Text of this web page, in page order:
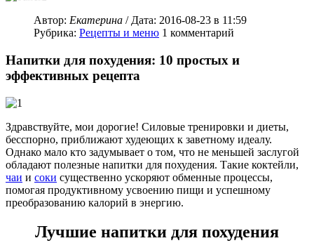
Автор: Екатерина / Дата: 2016-08-23 в 11:59
Рубрика: Рецепты и меню 1 комментарий
Напитки для похудения: 10 простых и
эффективных рецепта
Здравствуйте, мои дорогие! Силовые тренировки и диеты,
бесспорно, приближают худеющих к заветному идеалу.
Однако мало кто задумывает о том, что не меньшей заслугой
обладают полезные напитки для похудения. Такие коктейли,
чаи и соки существенно ускоряют обменные процессы,
помогая продуктивному усвоению пищи и успешному
преобразованию калорий в энергию.
Лучшие напитки для похудения